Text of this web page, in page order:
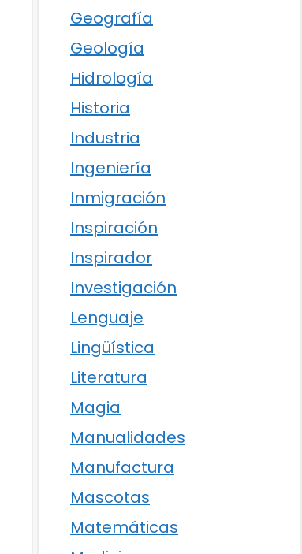
Geografía
Geología
Hidrología
Historia
Industria
Ingeniería
Inmigración
Inspiración
Inspirador
Investigación
Lenguaje
Lingüística
Literatura
Magia
Manualidades
Manufactura
Mascotas
Matemáticas